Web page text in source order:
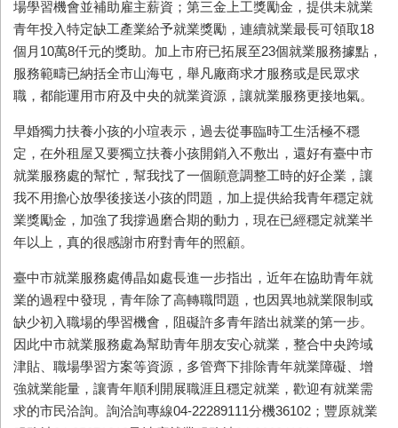
場學習機會並補助雇主薪資；第三金上工獎勵金，提供未就業
青年投入特定缺工產業給予就業獎勵，連續就業最長可領取18
個月 10萬8仟元的獎助。加上市府已拓展至23個就業服務據點，
服務範疇已納括全市山海屯，舉凡廠商求才服務或是民眾求
職，都能運用市府及中央的就業資源，讓就業服務更接地氣。
早婚獨力扶養小孩的小瑄表示，過去從事臨時工生活極不穩
定，在外租屋又要獨立扶養小孩開銷入不敷出，還好有臺中市
就業服務處的幫忙，幫我找了一個願意調整工時的好企業，讓
我不用擔心放學後接送小孩的問題，加上提供給我青年穩定就
業獎勵金，加強了我撐過磨合期的動力，現在已經穩定就業半
年以上，真的很感謝市府對青年的照顧。
臺中市就業服務處傅晶如處長進一步指出，近年在協助青年就
業的過程中發現，青年除了高轉職問題，也因異地就業限制或
缺少初入職場的學習機會，阻礙許多青年踏出就業的第一步。
因此中市就業服務處為幫助青年朋友安心就業，整合中央跨域
津貼、職場學習方案等資源，多管齊下排除青年就業障礙、增
強就業能量，讓青年順利開展職涯且穩定就業，歡迎有就業需
求的市民洽詢。詢洽詢專線04-22289111分機36102 ；豐原就業